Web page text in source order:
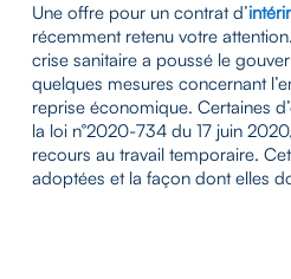
Une offre pour un contrat d’
récemment retenu votre
crise sanitaire a poussé le
quelques mesures concernant
reprise économique. Certaines
la loi n°2020-734 du 17 juin
recours au travail temporaire.
adoptées et la façon dont elles